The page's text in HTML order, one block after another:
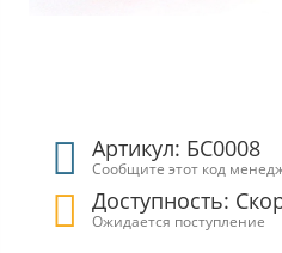
Артикул: БС0008
Сообщите этот код
Доступность:
Ожидается поступление